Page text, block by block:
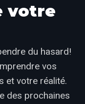
votre
du hasard!
vos
et votre réalité.
des prochaines